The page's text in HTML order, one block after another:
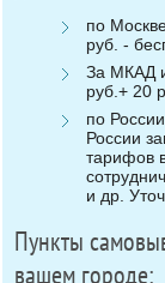
по
руб. -
За МКАД
руб.+ 20
по
России
тарифов
и др.
Пункты
вашем городе: